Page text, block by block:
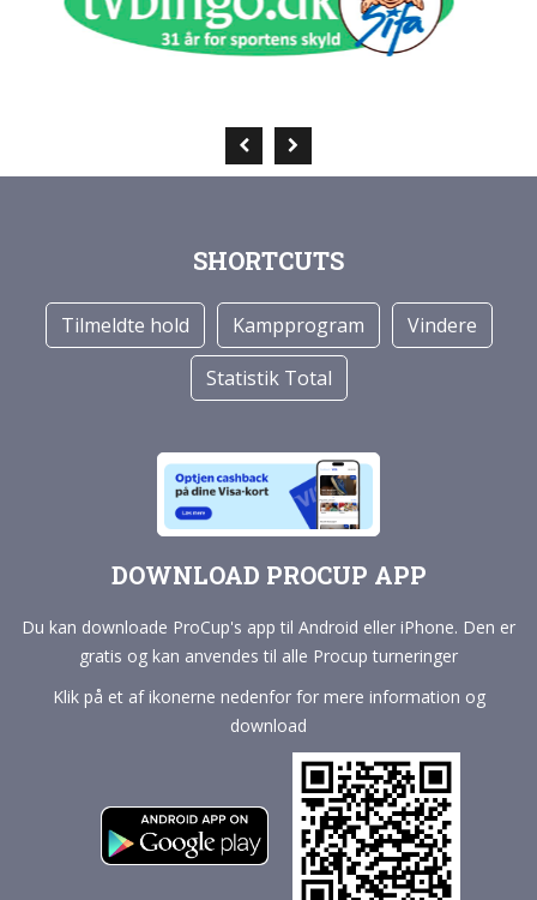
SHORTCUTS
Tilmeldte hold Kampprogram
Vindere
Statistik Total
DOWNLOAD PROCUP APP
Du kan downloade ProCup's app til Android eller iPhone. Den er
gratis og kan anvendes til alle Procup turneringer
Klik på et af ikonerne nedenfor for mere information og
download